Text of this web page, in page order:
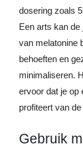
dosering zoals
Een arts kan de
van melatonine
behoeften en
minimaliseren.
ervoor dat je op
profiteert van
Gebruik